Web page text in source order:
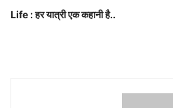
Life : हर यात्री एक कहानी है..